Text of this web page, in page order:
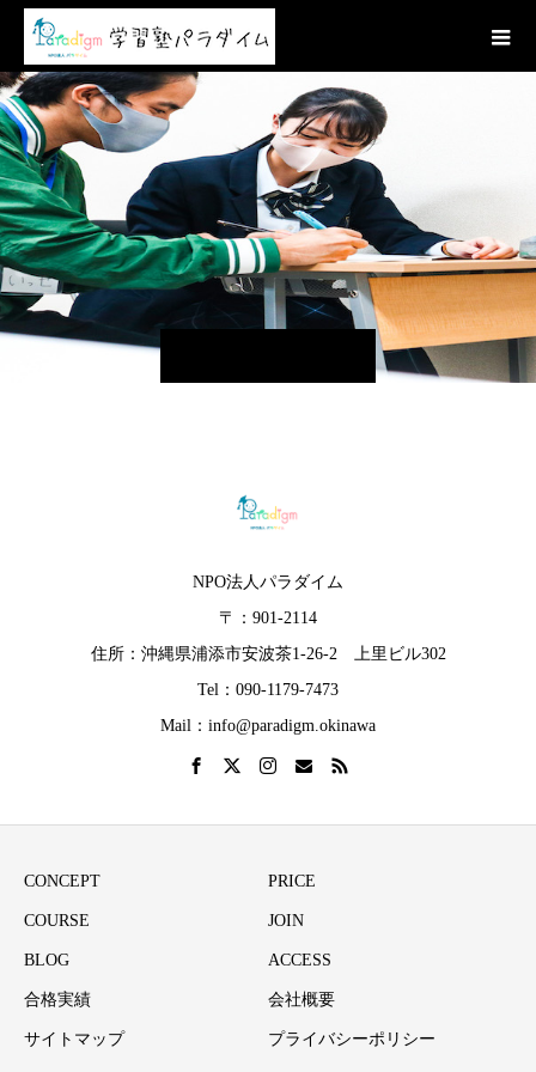
NPO法人パラダイム
〒：901-2114
住所：沖縄県浦添市安波茶1-26-2 上里ビル302
Tel：090-1179-7473
Mail：info@paradigm.okinawa
CONCEPT PRICE
COURSE JOIN
BLOG ACCESS
合格実績 会社概要
サイトマップ プライバシーポリシー